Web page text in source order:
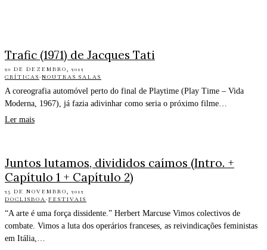
Trafic (1971) de Jacques Tati
20 DE DEZEMBRO, 2012
CRÍTICAS·NOUTRAS SALAS
A coreografia automóvel perto do final de Playtime (Play Time – Vida
Moderna, 1967), já fazia adivinhar como seria o próximo filme…
Ler mais
Juntos lutamos, divididos caímos (Intro. +
Capítulo 1 + Capítulo 2)
25 DE NOVEMBRO, 2012
DOCLISBOA·FESTIVAIS
“A arte é uma força dissidente.” Herbert Marcuse Vimos colectivos de
combate. Vimos a luta dos operários franceses, as reivindicações feministas
em Itália,…